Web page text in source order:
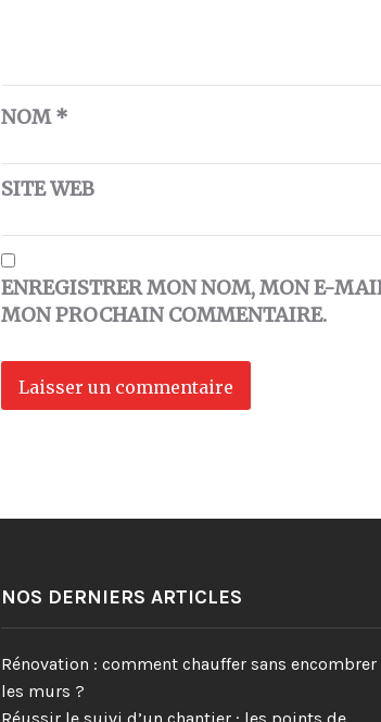
NOM*
SITE WEB
ENREGISTRER MON NOM, MON E-
MON PROCHAIN COMMENTAIRE.
NOS DERNIERS ARTICLES
Rénovation : comment chauffer sans encombrer
les murs ?